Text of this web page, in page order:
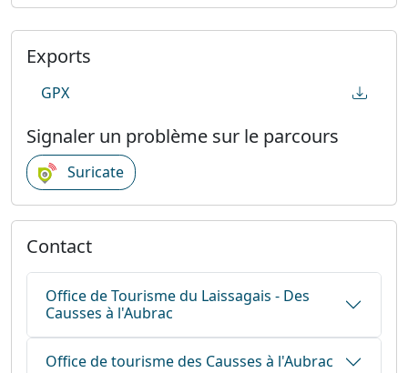
Exports
GPX
Signaler un problème sur le parcours
Suricate
Contact
Office de Tourisme du Laissagais - Des
Causses à l'Aubrac
Office de tourisme des Causses à l'Aubrac